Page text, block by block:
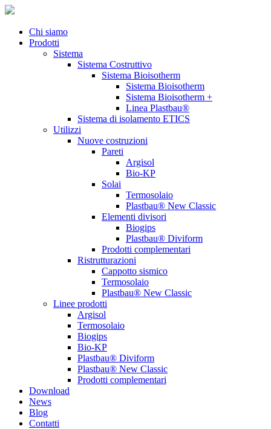
Chi siamo
Prodotti
Sistema
Sistema Costruttivo
Sistema Bioisotherm
Sistema Bioisotherm
Sistema Bioisotherm +
Linea Plastbau®
Sistema di isolamento ETICS
Utilizzi
Nuove costruzioni
Pareti
Argisol
Bio-KP
Solai
Termosolaio
Plastbau® New Classic
Elementi divisori
Biogips
Plastbau® Diviform
Prodotti complementari
Ristrutturazioni
Cappotto sismico
Termosolaio
Plastbau® New Classic
Linee prodotti
Argisol
Termosolaio
Biogips
Bio-KP
Plastbau® Diviform
Plastbau® New Classic
Prodotti complementari
Download
News
Blog
Contatti